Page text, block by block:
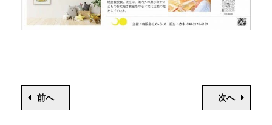
前へ 次へ